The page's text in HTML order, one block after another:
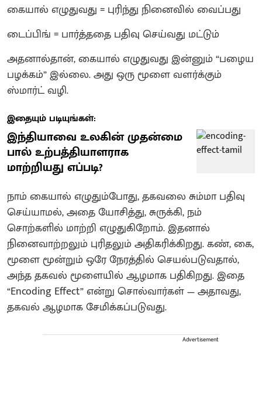
கையால் எழுதுவது = புரிந்து நினைவில் வைப்பது
டைப்பிங் = பார்த்ததை பதிவு செய்வது மட்டும்
அதனால்தான், கையால் எழுதுவது இன்னும் “பழைய
பழக்கம்” இல்லை. அது ஒரு மூளை வளர்க்கும்
ஸ்மார்ட் வழி.
இதையும் படியுங்கள்:
இந்தியாவை உலகின் முதன்மை
பால் உற்பத்தியாளராக
மாற்றியது எப்படி?
நாம் கையால் எழுதும்போது, தகவலை சும்மா பதிவு
செய்யாமல், அதை யோசித்து, சுருக்கி, நம்
சொற்களில் மாற்றி எழுதுகிறோம். இதனால்
நினைவாற்றலும் புரிதலும் அதிகரிக்கிறது. கண், கை,
மூளை மூன்றும் ஒரே நேரத்தில் செயல்படுவதால்,
அந்த தகவல் மூளையில் ஆழமாக பதிகிறது. இதை
“Encoding Effect” என்று சொல்வார்கள் — அதாவது,
தகவல் ஆழமாக சேமிக்கப்படுவது.
Advertisement